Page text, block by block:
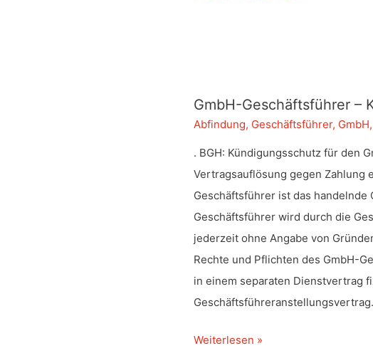
GmbH-Geschäftsführer –
Abfindung, Geschäftsführer, GmbH,
. BGH: Kündigungsschutz für den
Vertragsauflösung gegen Zahlung
Geschäftsführer ist das handelnde
Geschäftsführer wird durch die
jederzeit ohne Angabe von
Rechte und Pflichten des GmbH-
in einem separaten Dienstvertrag
GmbH-
Weiterlesen »